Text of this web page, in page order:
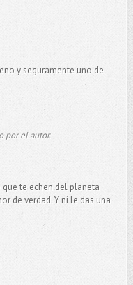
y seguramente uno de
por el autor.
que te echen del planeta
de verdad. Y ni le das una